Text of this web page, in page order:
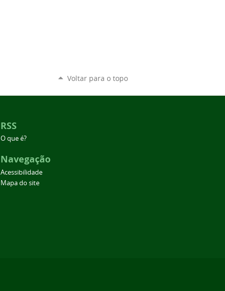
Voltar para o topo
RSS
O que é?
Navegação
Acessibilidade
Mapa do site